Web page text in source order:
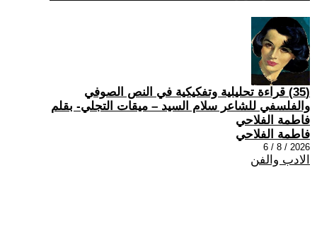
(35) قراءة تحليلية وتفكيكية في النص الصوفي
والفلسفي للشاعر سلام السيد – ميقات التجلي- بقلم
فاطمة الفلاحي
فاطمة الفلاحي
2026 / 8 / 6
الادب والفن